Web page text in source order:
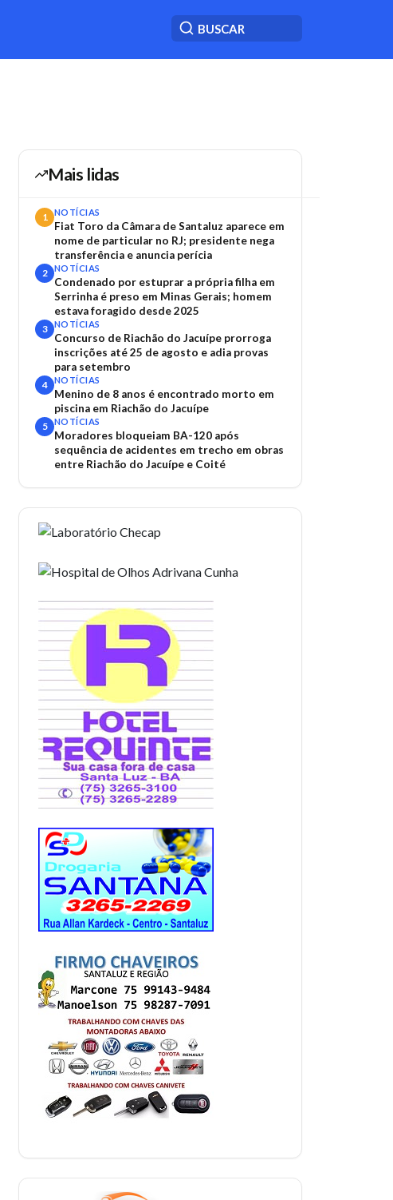
Mais lidas
1 NOTÍCIAS
Fiat Toro da Câmara de Santaluz aparece em
nome de particular no RJ; presidente nega
transferência e anuncia perícia
2 NOTÍCIAS
Condenado por estuprar a própria filha em
Serrinha é preso em Minas Gerais; homem
estava foragido desde 2025
3 NOTÍCIAS
Concurso de Riachão do Jacuípe prorroga
inscrições até 25 de agosto e adia provas
para setembro
4 NOTÍCIAS
Menino de 8 anos é encontrado morto em
piscina em Riachão do Jacuípe
5 NOTÍCIAS
Moradores bloqueiam BA-120 após
sequência de acidentes em trecho em obras
entre Riachão do Jacuípe e Coité